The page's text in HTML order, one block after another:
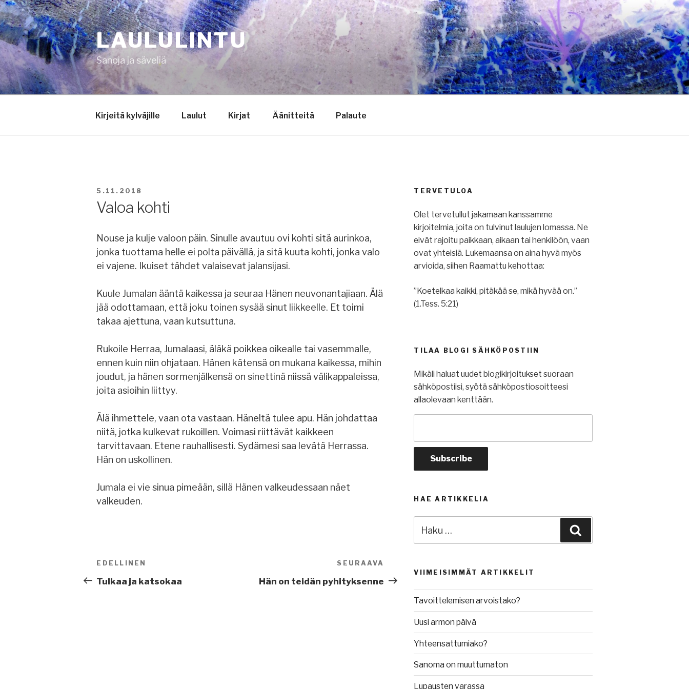
Siirry
sisältöön
LAULULINTU
Sanoja ja säveliä
Kirjeitä kylväjille Laulut Kirjat Äänitteitä Palaute
JULKAISTU
5.11.2018
Valoa kohti
Nouse ja kulje valoon päin. Sinulle avautuu ovi kohti sitä aurinkoa,
jonka tuottama helle ei polta päivällä, ja sitä kuuta kohti, jonka valo
ei vajene. Ikuiset tähdet valaisevat jalansijasi.
Kuule Jumalan ääntä kaikessa ja seuraa Hänen neuvonantajiaan. Älä
jää odottamaan, että joku toinen sysää sinut liikkeelle. Et toimi
takaa ajettuna, vaan kutsuttuna.
Rukoile Herraa, Jumalaasi, äläkä poikkea oikealle tai vasemmalle,
ennen kuin niin ohjataan. Hänen kätensä on mukana kaikessa, mihin
joudut, ja hänen sormenjälkensä on sinettinä niissä välikappaleissa,
joita asioihin liittyy.
Älä ihmettele, vaan ota vastaan. Häneltä tulee apu. Hän johdattaa
niitä, jotka kulkevat rukoillen. Voimasi riittävät kaikkeen
tarvittavaan. Etene rauhallisesti. Sydämesi saa levätä Herrassa.
Hän on uskollinen.
Jumala ei vie sinua pimeään, sillä Hänen valkeudessaan näet
valkeuden.
Artikkelien
selaus
Edellinen
artikkeli
EDELLINEN
Tulkaa ja katsokaa
artikkeli
SEURAAVA
Hän on teidän pyhityksenne
TERVETULOA
Olet tervetullut jakamaan kanssamme
kirjoitelmia, joita on tulvinut laulujen lomassa. Ne
eivät rajoitu paikkaan, aikaan tai henkilöön, vaan
ovat yhteisiä. Lukemaansa on aina hyvä myös
arvioida, siihen Raamattu kehottaa:
”Koetelkaa kaikki, pitäkää se, mikä hyvää on.”
(1.Tess. 5:21)
TILAA BLOGI SÄHKÖPOSTIIN
Mikäli haluat uudet blogikirjoitukset suoraan
sähköpostiisi, syötä sähköpostiosoitteesi
allaolevaan kenttään.
HAE ARTIKKELIA
VIIMEISIMMÄT ARTIKKELIT
Tavoittelemisen arvoistako?
Uusi armon päivä
Yhteensattumiako?
Sanoma on muuttumaton
Lupausten varassa